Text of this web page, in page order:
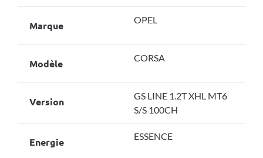
Marque OPEL
Modèle CORSA
Version
GS LINE 1.2T XHL MT6
S/S 100CH
Energie ESSENCE